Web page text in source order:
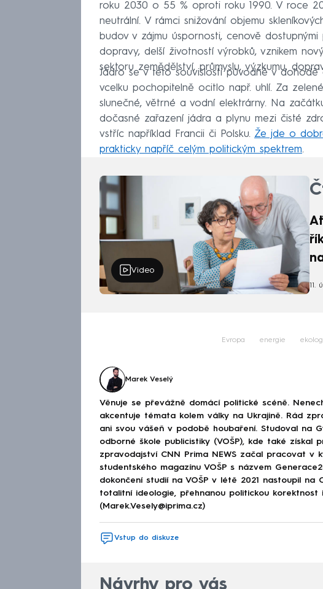
roku 2030 o 55 % oproti roku 1990. V roce
neutrální. V rámci snižování objemu
budov v zájmu úspornosti, cenově dostupnými
dopravy, delší životností výrobků, vznikem
sektoru zemědělství, průmyslu, výzkumu,
Jádro se v této souvislosti původně v dohodě
vcelku pochopitelně ocitlo např. uhlí. Za
slunečné, větrné a vodní elektrárny. Na
dočasné zařazení jádra a plynu mezi čisté
vstříc například Francii či Polsku. Že jde o
prakticky napříč celým politickým spektrem.
Video
11.
Evropa energie
Marek Veselý
Věnuje se převážně domácí politické scéně.
akcentuje témata kolem války na Ukrajině. Rád
ani svou vášeň v podobě houbaření. Studoval na
odborné škole publicistiky (VOŠP), kde také získal
zpravodajství CNN Prima NEWS začal pracovat v
studentského magazínu VOŠP s názvem
dokončení studií na VOŠP v létě 2021 nastoupil na
totalitní ideologie, přehnanou politickou korektnost
(Marek.Vesely@iprima.cz)
Vstup do diskuze
Návrhy pro vás